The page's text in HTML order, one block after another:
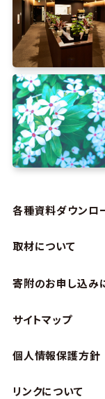
各種資料ダウンロ
取材について
寄附のお申し込み
サイトマップ
個人情報保護方針
リンクについて